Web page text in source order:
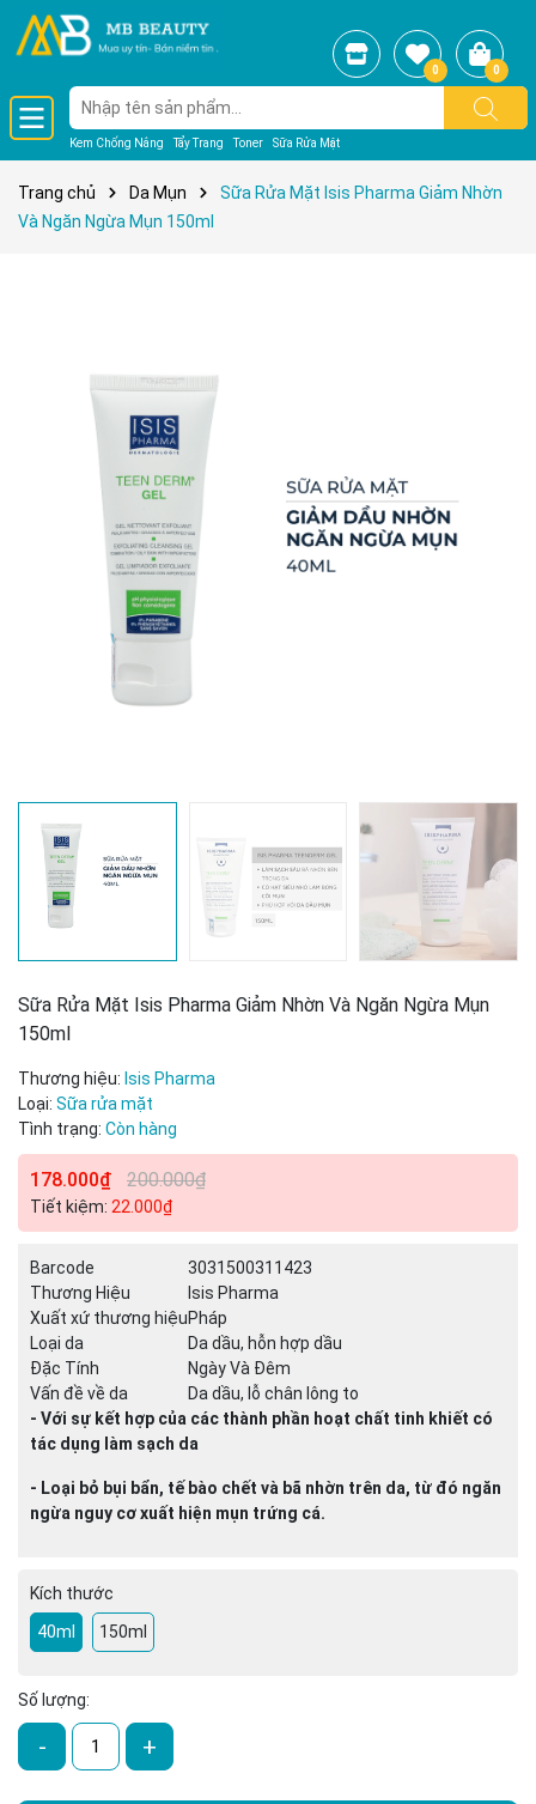
Kem Chống Nắng Tẩy Trang Toner Sữa Rửa Mặt
0 0
Trang chủ Da Mụn
Sữa Rửa Mặt Isis Pharma Giảm Nhờn
Và Ngăn Ngừa Mụn 150ml
Sữa Rửa Mặt Isis Pharma Giảm Nhờn Và Ngăn Ngừa Mụn
150ml
Thương hiệu: Isis Pharma
Loại: Sữa rửa mặt
Tình trạng: Còn hàng
178.000₫ 200.000₫
Tiết kiệm: 22.000₫
Barcode
3031500311423
Thương Hiệu
Isis Pharma
Xuất xứ thương hiệuPháp
Loại da
Da dầu, hỗn hợp dầu
Đặc Tính
Ngày Và Đêm
Vấn đề về da
Da dầu, lỗ chân lông to
- Với sự kết hợp của các thành phần hoạt chất tinh khiết có
tác dụng làm sạch da
- Loại bỏ bụi bẩn, tế bào chết và bã nhờn trên da, từ đó ngăn
ngừa nguy cơ xuất hiện mụn trứng cá.
Kích thước
40ml
150ml
Số lượng:
- +
Điều kiện: